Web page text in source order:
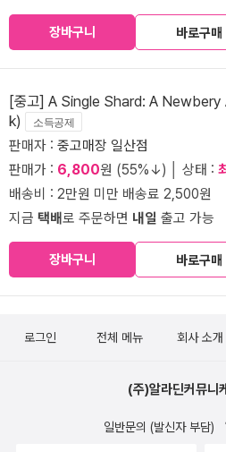
장바구니 바로구매
[중고] A Single Shard: A
k)
소득공제
판매자 : 중고매장 일산점
판매가 : 6,800원 (55%↓) │ 상태 :
배송비 : 2만원 미만 배송료 2,500원
지금 택배로 주문하면 내일 출고 가능
장바구니 바로구매
로그인 전체 메뉴 회사 소개
(주)알라딘커뮤니
일반문의 (발신자 부담)